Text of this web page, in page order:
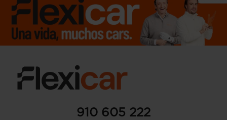
910 605 222